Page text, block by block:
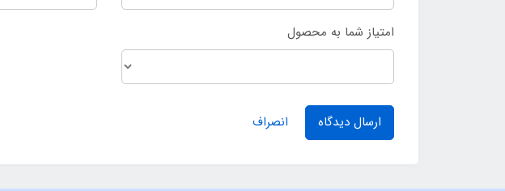
امتیاز شما به محصول
ارسال دیدگاه انصراف